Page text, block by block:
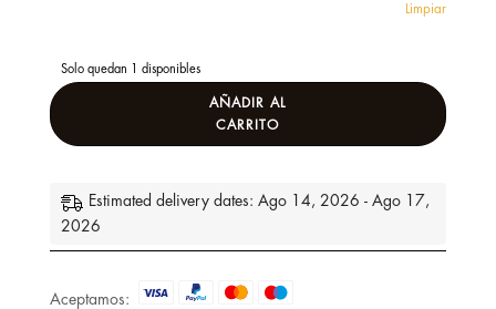
Limpiar
Solo quedan 1 disponibles
AÑADIR AL
CARRITO
Estimated delivery dates: Ago 14, 2026 - Ago 17,
2026
Aceptamos: